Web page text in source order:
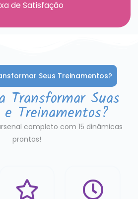
de Satisfação
Seus Treinamentos?
Transformar Suas
e Treinamentos?
completo com 15 dinâmicas
prontas!